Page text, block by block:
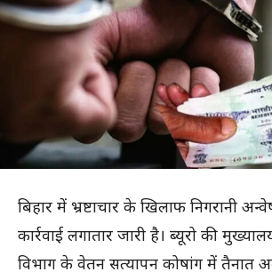
बिहार में भ्रष्टाचार के खिलाफ निगरानी
कार्रवाई लगातार जारी है। ब्यूरो की
विभाग के वेतन सत्यापन कोषांग में तैनात